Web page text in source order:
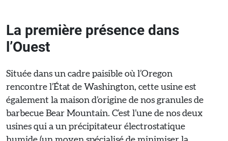
La première présence dans
l’Ouest
Située dans un cadre paisible où l’Oregon
rencontre l’État de Washington, cette usine est
également la maison d’origine de nos granules de
barbecue Bear Mountain. C’est l’une de nos deux
usines qui a un précipitateur électrostatique